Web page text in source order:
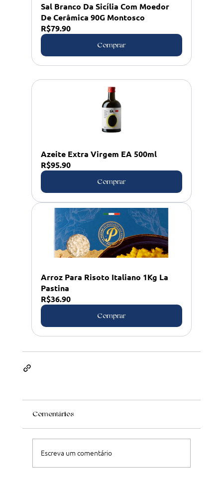
Sal Branco Da Sicília Com Moedor
De Cerâmica 90G Montosco
R$79.90
Comprar
Azeite Extra Virgem EA 500ml
R$95.90
Comprar
Arroz Para Risoto Italiano 1Kg La
Pastina
R$36.90
Comprar
Comentários
Escreva um comentário